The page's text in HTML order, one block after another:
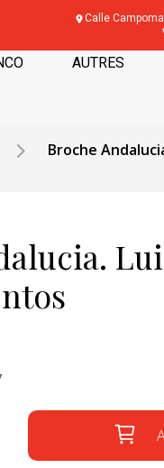
Calle
AUTRES
Broche